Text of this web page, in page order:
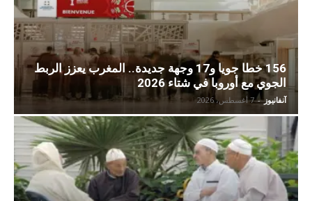
156 خطا جويا و17 وجهة جديدة.. المغرب يعزز الربط
الجوي مع أوروبا في شتاء 2026
آنفانيوز - 7 أغسطس، 2026